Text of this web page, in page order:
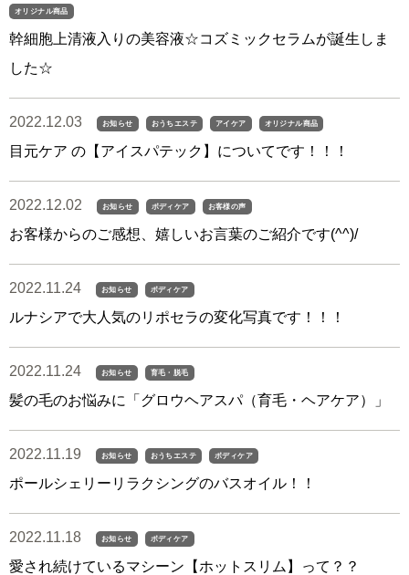
オリジナル商品
幹細胞上清液入りの美容液☆コズミックセラムが誕生しま
した☆
2022.12.03 お知らせ おうちエステ アイケア オリジナル商品
目元ケア の【アイスパテック】についてです！！！
2022.12.02 お知らせ ボディケア お客様の声
お客様からのご感想、嬉しいお言葉のご紹介です(^^)/
2022.11.24 お知らせ ボディケア
ルナシアで大人気のリポセラの変化写真です！！！
2022.11.24 お知らせ 育毛・脱毛
髪の毛のお悩みに「グロウヘアスパ（育毛・ヘアケア）」
2022.11.19 お知らせ おうちエステ ボディケア
ポールシェリーリラクシングのバスオイル！！
2022.11.18 お知らせ ボディケア
愛され続けているマシーン【ホットスリム】って？？